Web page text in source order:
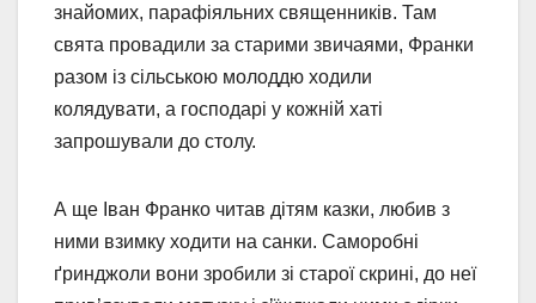
знайомих, парафіяльних священників. Там
свята провадили за старими звичаями, Франки
разом із сільською молоддю ходили
колядувати, а господарі у кожній хаті
запрошували до столу.
А ще Іван Франко читав дітям казки, любив з
ними ​​взимку ходити на санки. Саморобні
ґринджоли вони зробили зі старої скрині, до неї